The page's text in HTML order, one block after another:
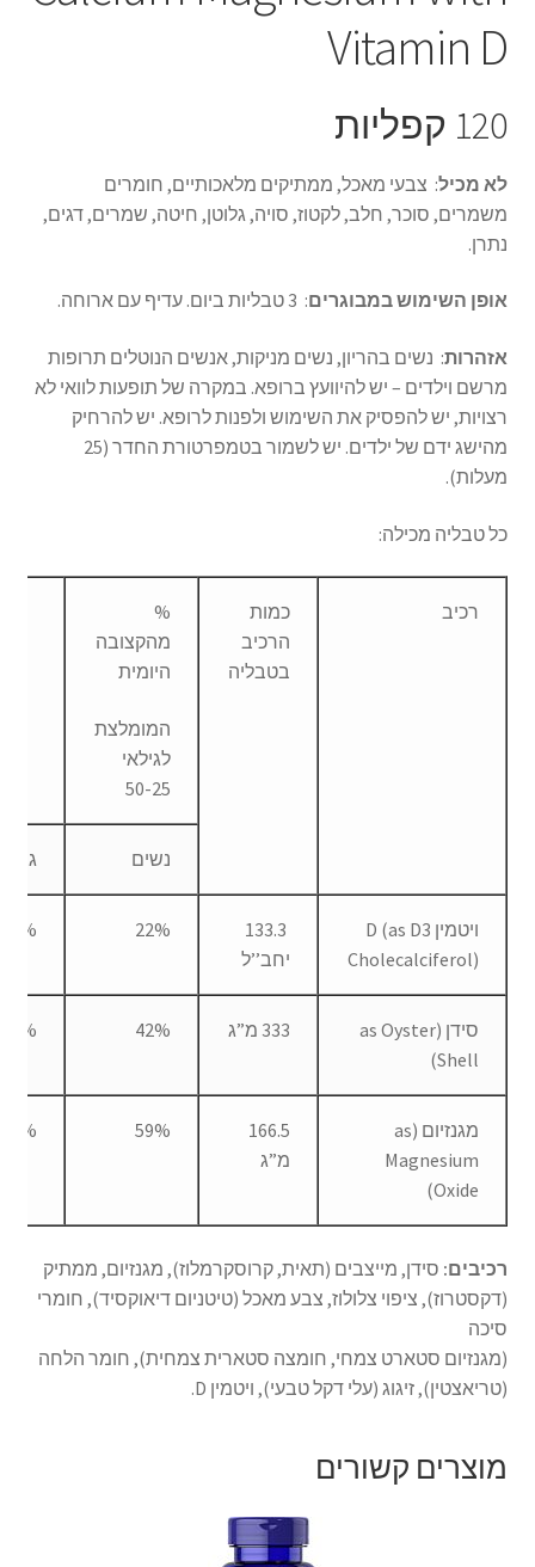
Vitamin D
120 קפליות
לא מכיל: צבעי מאכל, ממתיקים מלאכותיים, חומרים
משמרים, סוכר, חלב, לקטוז, סויה, גלוטן, חיטה, שמרים, דגים,
נתרן.
אופן השימוש במבוגרים: 3 טבליות ביום. עדיף עם ארוחה.
אזהרות: נשים בהריון, נשים מניקות, אנשים הנוטלים תרופות
מרשם וילדים – יש להיוועץ ברופא. במקרה של תופעות לוואי לא
רצויות, יש להפסיק את השימוש ולפנות לרופא. יש להרחיק
מהישג ידם של ילדים. יש לשמור בטמפרטורת החדר (25
מעלות).
כל טבליה מכילה:
רכיב
כמות
הרכיב
בטבליה
%
מהקצובה
היומית
המומלצת
לגילאי
50-25
נשים
ויטמין D (as D3
Cholecalciferol)
133.3
יחב’’ל
22%
22%
סידן (as Oyster
Shell)
333 מ”ג 42%
42%
מגנזיום (as
Magnesium
Oxide)
166.5
מ”ג
59%
48%
רכיבים: סידן, מייצבים (תאית, קרוסקרמלוז), מגנזיום, ממתיק
(דקסטרוז), ציפוי צלולוז, צבע מאכל (טיטניום דיאוקסיד), חומרי
סיכה
(מגנזיום סטארט צמחי, חומצה סטארית צמחית), חומר הלחה
(טריאצטין), זיגוג (עלי דקל טבעי), ויטמין D.
מוצרים קשורים